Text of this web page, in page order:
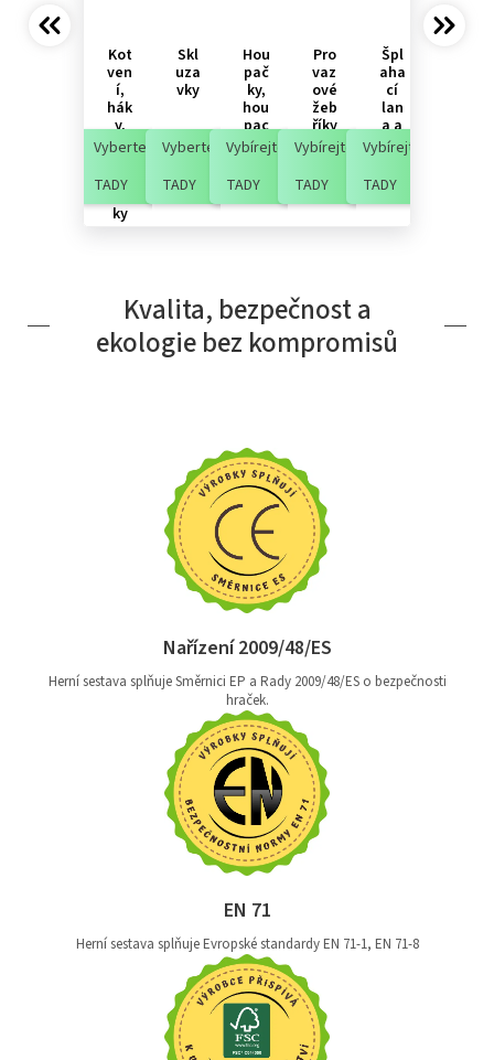
Kot
ven
í,
hák
y,
mo
žní
prv
ky
Vyberte
TADY
Skl
uza
vky
Vyberte
TADY
Hou
pač
ky,
hou
pac
í
hní
zda
Vybírejte
TADY
Pro
vaz
ové
žeb
říky
Vybírejte
TADY
Špl
aha
cí
lan
a a
sítě
Vybírejte
TADY
Kvalita, bezpečnost a
ekologie bez kompromisů
Nařízení 2009/48/ES
Herní sestava splňuje Směrnici EP a Rady 2009/48/ES o bezpečnosti
hraček.
EN 71
Herní sestava splňuje Evropské standardy EN 71-1, EN 71-8